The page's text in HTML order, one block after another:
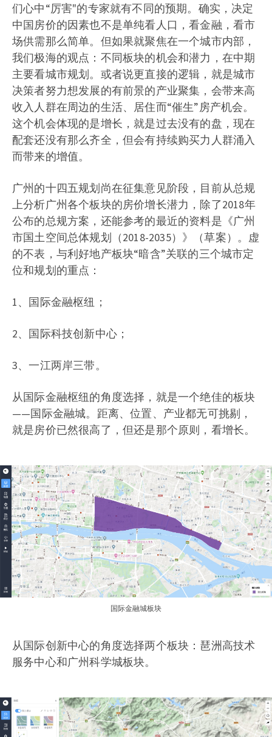
们心中“厉害"的专家就有不同的预期。确实，决定
中国房价的因素也不是单纯看人口，看金融，看市
场供需那么简单。但如果就聚焦在一个城市内部，
我们极海的观点：不同板块的机会和潜力，在中期
主要看城市规划。或者说更直接的逻辑，就是城市
决策者努力想发展的有前景的产业聚集，会带来高
收入人群在周边的生活、居住而“催生”房产机会。
这个机会体现的是增长，就是过去没有的盘，现在
配套还没有那么齐全，但会有持续购买力人群涌入
而带来的增值。
广州的十四五规划尚在征集意见阶段，目前从总规
上分析广州各个板块的房价增长潜力，除了2018年
公布的总规方案，还能参考的最近的资料是《广州
市国土空间总体规划（2018-2035）》（草案）。虚
的不表，与利好地产板块“暗含”关联的三个城市定
位和规划的重点：
1、国际金融枢纽；
2、国际科技创新中心；
3、一江两岸三带。
从国际金融枢纽的角度选择，就是一个绝佳的板块
——国际金融城。距离、位置、产业都无可挑剔，
就是房价已然很高了，但还是那个原则，看增长。
国际金融城板块
从国际创新中心的角度选择两个板块：琶洲高技术
服务中心和广州科学城板块。